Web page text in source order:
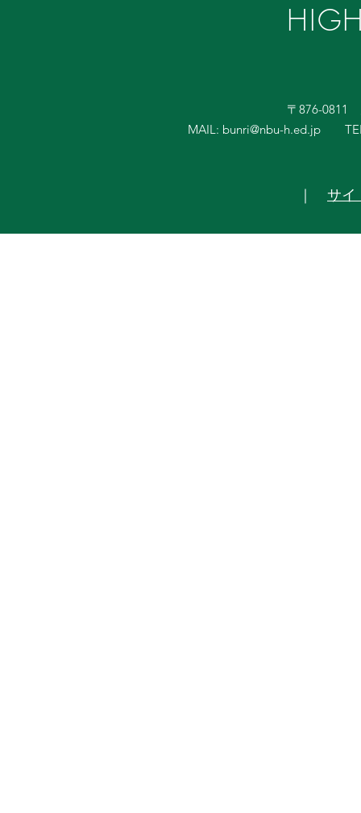
〒876-0811
MAIL: bunri@nbu-h.ed.jp
｜ サイ